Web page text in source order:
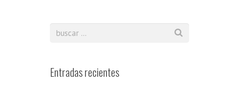
Entradas recientes